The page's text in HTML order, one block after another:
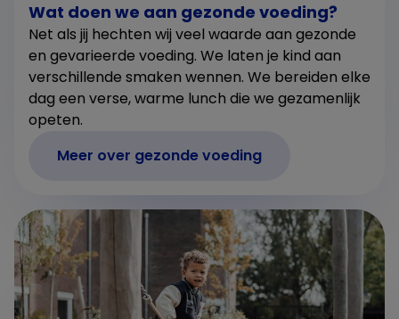
Wat doen we aan gezonde voeding?
Net als jij hechten wij veel waarde aan gezonde
en gevarieerde voeding. We laten je kind aan
verschillende smaken wennen. We bereiden elke
dag een verse, warme lunch die we gezamenlijk
opeten.
Meer over gezonde voeding